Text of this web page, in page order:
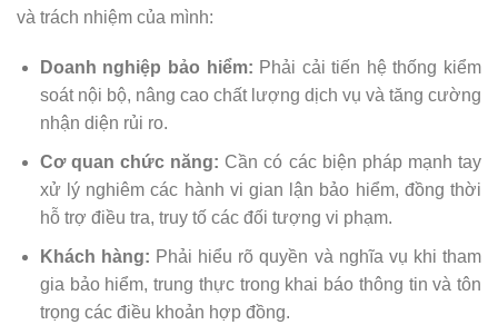
và trách nhiệm của mình:
Doanh nghiệp bảo hiểm: Phải cải tiến hệ thống kiểm
soát nội bộ, nâng cao chất lượng dịch vụ và tăng cường
nhận diện rủi ro.
Cơ quan chức năng: Cần có các biện pháp mạnh tay
xử lý nghiêm các hành vi gian lận bảo hiểm, đồng thời
hỗ trợ điều tra, truy tố các đối tượng vi phạm.
Khách hàng: Phải hiểu rõ quyền và nghĩa vụ khi tham
gia bảo hiểm, trung thực trong khai báo thông tin và tôn
trọng các điều khoản hợp đồng.